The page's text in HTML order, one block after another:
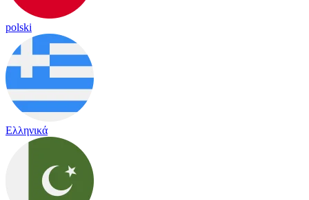
polski
Ελληνικά